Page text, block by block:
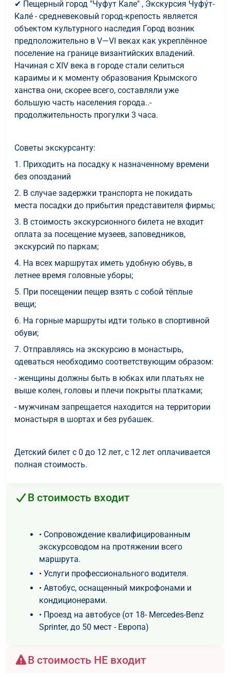
✔ Пещерный город "Чуфут Кале" , Экскурсия Чуфу́т-
Кале́ - средневековый город-крепость является
объектом культурного наследия Город возник
предположительно в V—VI веках как укреплённое
поселение на границе византийских владений.
Начиная с XIV века в городе стали селиться
караимы и к моменту образования Крымского
ханства они, скорее всего, составляли уже
большую часть населения города..-
продолжительность прогулки 3 часа.
Советы экскурсанту:
1. Приходить на посадку к назначенному времени
без опозданий
2. В случае задержки транспорта не покидать
места посадки до прибытия представителя фирмы;
3. В стоимость экскурсионного билета не входит
оплата за посещение музеев, заповедников,
экскурсий по паркам;
4. На всех маршрутах иметь удобную обувь, в
летнее время головные уборы;
5. При посещении пещер взять с собой тёплые
вещи;
6. На горные маршруты идти только в спортивной
обуви;
7. Отправляясь на экскурсию в монастырь,
одеваться необходимо соответствующим образом:
- женщины должны быть в юбках или платьях не
выше колен, головы и плечи покрыты платками;
- мужчинам запрещается находится на территории
монастыря в шортах и без рубашек.
Детский билет с 0 до 12 лет, с 12 лет оплачивается
полная стоимость.
В стоимость входит
• Сопровождение квалифицированным
экскурсоводом на протяжении всего
маршрута.
• Услуги профессионального водителя.
• Автобус, оснащенный микрофонами и
кондиционерами.
• Проезд на автобусе (от 18- Mercedes-Benz
Sprinter, до 50 мест - Европа)
В стоимость НЕ входит